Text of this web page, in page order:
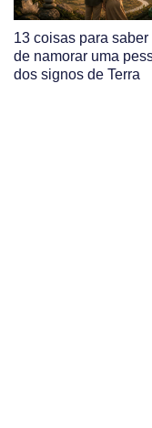
13 coisas para saber
de namorar uma
dos signos de Terra